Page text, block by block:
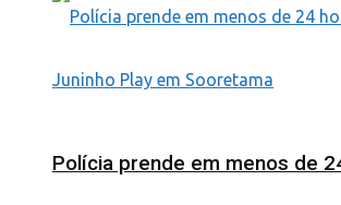
Polícia prende em menos de